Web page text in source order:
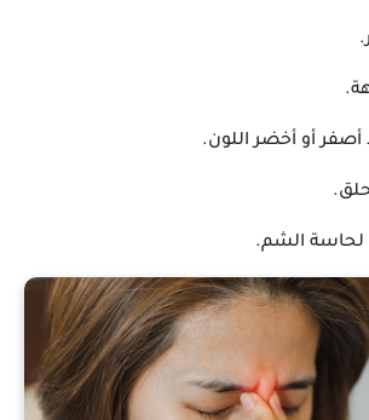
أو أخضر اللون.
لحاسة الشم.